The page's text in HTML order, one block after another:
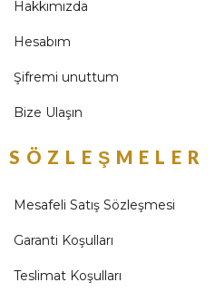
Hakkımızda
Hesabım
Şifremi unuttum
Bize Ulaşın
SÖZLEŞMELER
Mesafeli Satış Sözleşmesi
Garanti Koşulları
Teslimat Koşulları